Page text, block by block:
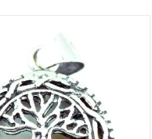
CARRITO / QUICK VIEW